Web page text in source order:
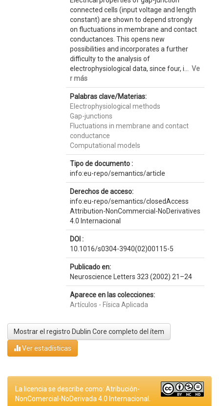
connected cells (input voltage and length
constant) are shown to depend strongly
on fluctuations in membrane and contact
conductances. This opens new
possibilities and incorporates a further
difficulty to the analysis of
electrophysiological data, since four, i... Ve
r más
Palabras clave/Materias:
Electrophysiological methods
Gap-junctions
Fluctuations in membrane and contact
conductance
Computational models
Tipo de documento :
info:eu-repo/semantics/article
Derechos de acceso:
info:eu-repo/semantics/closedAccess
Attribution-NonCommercial-NoDerivatives
4.0 Internacional
DOI :
10.1016/s0304-3940(02)00115-5
Publicado en:
Neuroscience Letters 323 (2002) 21–24
Aparece en las colecciones:
Artículos - Física Aplicada
Mostrar el registro Dublin Core completo del ítem
Ver estadísticas
La licencia se describe como: Atribución-
NonComercial-NoDerivada 4.0 Internacional.